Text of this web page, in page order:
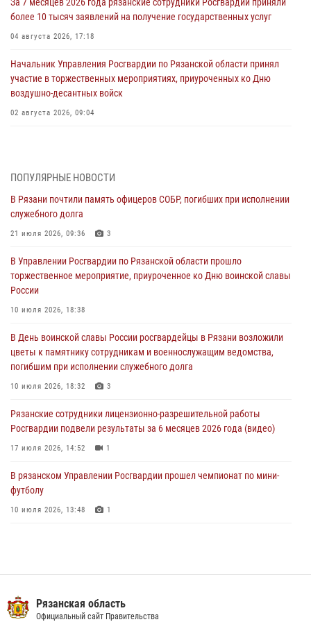
более 10 тысяч заявлений на получение государственных услуг
04 августа 2026, 17:18
Начальник Управления Росгвардии по Рязанской области принял
участие в торжественных мероприятиях, приуроченных ко Дню
воздушно-десантных войск
02 августа 2026, 09:04
Для детей рязанских росгвардейцев в историческом музее провели
экскурсию по экспозиции, посвящённой губернской эпохе
В Управлении Росгвардии по Рязанской области состоялось
награждение военнослужащих государственными наградами
29 июля 2026, 15:49
Рязанским росгвардейцам провели лекции о Крещении Руси
28 июля 2026, 09:22 1
При силовой поддержке ОМОН житель Касимовского округа лишён
законодательства
27 июля 2026, 15:26
ПОПУЛЯРНЫЕ НОВОСТИ
В Рязани почтили память офицеров СОБР, погибших при исполнении
служебного долга
21 июля 2026, 09:36 3
В Управлении Росгвардии по Рязанской области прошло
торжественное мероприятие, приуроченное ко Дню воинской славы
России
10 июля 2026, 18:38
В День воинской славы России росгвардейцы в Рязани возложили
цветы к памятнику сотрудникам и военнослужащим ведомства,
погибшим при исполнении служебного долга
10 июля 2026, 18:32 3
Рязанские сотрудники лицензионно-разрешительной работы
Росгвардии подвели результаты за 6 месяцев 2026 года (видео)
17 июля 2026, 14:52 1
В рязанском Управлении Росгвардии прошел чемпионат по мини-
футболу
10 июля 2026, 13:48 1
Вневедомственная охрана подвела итоги деятельности
подразделений за первое полугодие 2026 года
Рязанская область
Официальный сайт Правительства